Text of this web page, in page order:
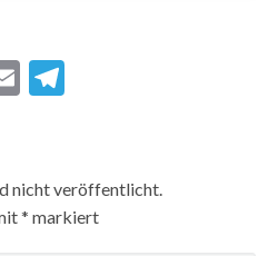
Email
nicht veröffentlicht.
* markiert